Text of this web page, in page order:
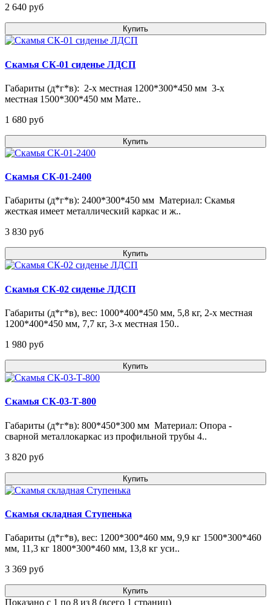
2 640 pуб
Купить
Скамья СК-01 сиденье ЛДСП
Габариты (д*г*в): 2-х местная 1200*300*450 мм 3-х
местная 1500*300*450 мм Мате..
1 680 pуб
Купить
Скамья СК-01-2400
Габариты (д*г*в): 2400*300*450 мм Материал: Скамья
жесткая имеет металлический каркас и ж..
3 830 pуб
Купить
Скамья СК-02 сиденье ЛДСП
Габариты (д*г*в), вес: 1000*400*450 мм, 5,8 кг, 2-х местная
1200*400*450 мм, 7,7 кг, 3-х местная 150..
1 980 pуб
Купить
Скамья СК-03-Т-800
Габариты (д*г*в): 800*450*300 мм Материал: Опора -
сварной металлокаркас из профильной трубы 4..
3 820 pуб
Купить
Скамья складная Ступенька
Габариты (д*г*в), вес: 1200*300*460 мм, 9,9 кг 1500*300*460
мм, 11,3 кг 1800*300*460 мм, 13,8 кг уси..
3 369 pуб
Купить
Показано с 1 по 8 из 8 (всего 1 страниц)